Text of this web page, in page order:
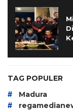
TAG POPULER
# Madura
#